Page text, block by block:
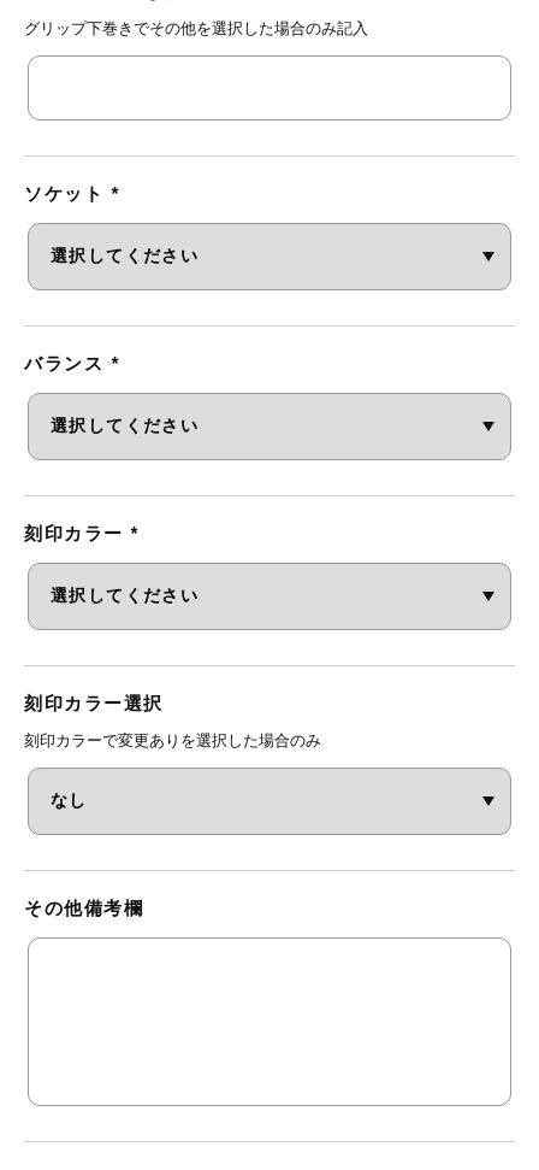
グリップ下巻きでその他を選択した場合のみ記入
ソケット *
バランス *
刻印カラー *
刻印カラー選択
刻印カラーで変更ありを選択した場合のみ
その他備考欄